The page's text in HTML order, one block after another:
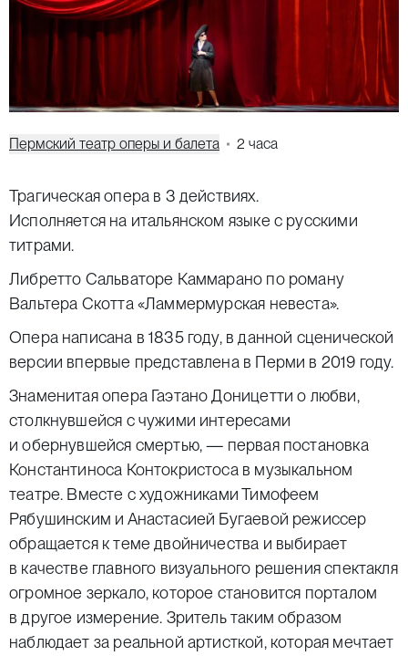
Пермский театр оперы и балета 2 часа
Трагическая опера в 3 действиях.
Исполняется на итальянском языке с русскими
титрами.
Либретто Сальваторе Каммарано по роману
Вальтера Скотта «Ламмермурская невеста».
Опера написана в 1835 году, в данной сценической
версии впервые представлена в Перми в 2019 году.
Знаменитая опера Гаэтано Доницетти о любви,
столкнувшейся с чужими интересами
и обернувшейся смертью, — первая постановка
Константиноса Контокристоса в музыкальном
театре. Вместе с художниками Тимофеем
Рябушинским и Анастасией Бугаевой режиссер
обращается к теме двойничества и выбирает
в качестве главного визуального решения спектакля
огромное зеркало, которое становится порталом
в другое измерение. Зритель таким образом
наблюдает за реальной артисткой, которая мечтает